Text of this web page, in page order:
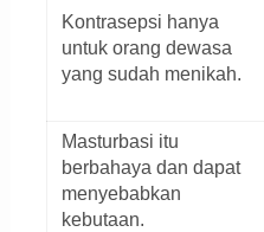
Kontrasepsi hanya
untuk orang dewasa
yang sudah menikah.
Masturbasi itu
berbahaya dan dapat
menyebabkan
kebutaan.